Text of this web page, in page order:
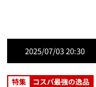
2025/07/03 20:30
特集 コスパ最強の逸品